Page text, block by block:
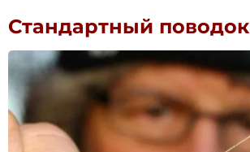
Стандартный поводок